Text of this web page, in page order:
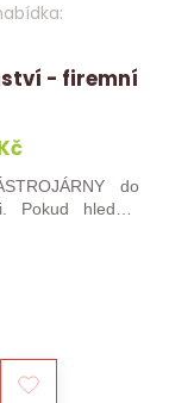
- firemní
do
Pokud hledáte
ducha,